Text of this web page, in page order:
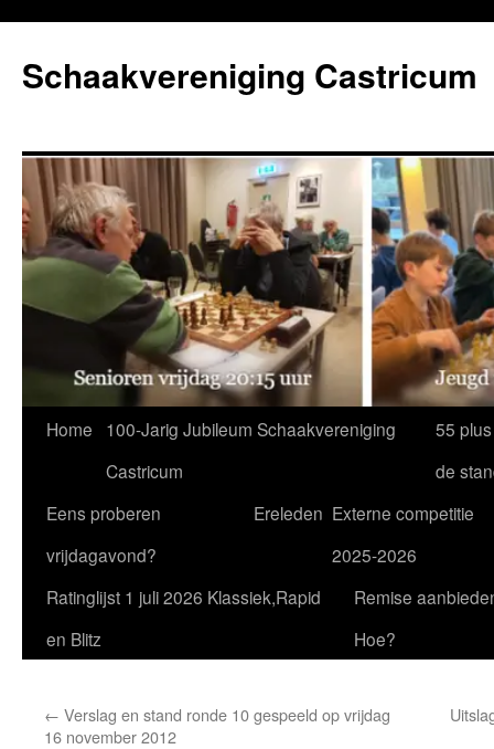
de
inhoud
Schaakvereniging Castricum
Home
100-Jarig Jubileum Schaakvereniging
Castricum
55
de
Eens proberen
vrijdagavond?
Ereleden Externe competitie
2025-2026
Ratinglijst 1 juli 2026 Klassiek,Rapid
en Blitz
Remise
Hoe?
← Verslag en stand ronde 10 gespeeld op vrijdag
16 november 2012